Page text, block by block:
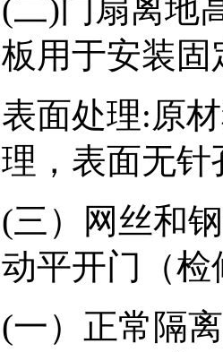
(二)门扇离地
板用于安装
表面处理:原
理，表面无
(三）网丝和
动平开门（检
(一）正常隔